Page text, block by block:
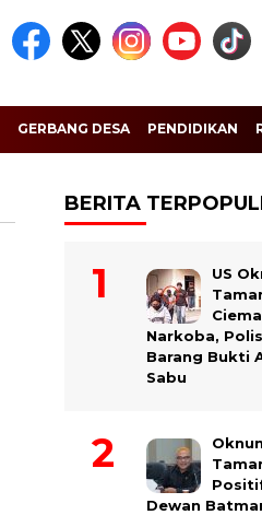
GERBANG DESA PENDIDIKAN
BERITA
US
Narkoba,
Barang Bukti
Sabu
Dewan